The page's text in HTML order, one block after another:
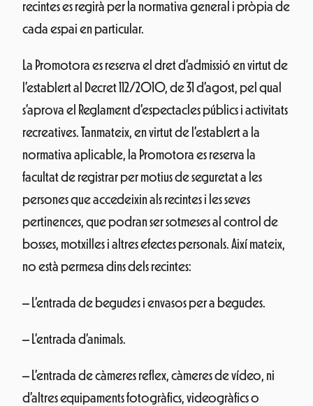
recintes es regirà per la normativa general i pròpia de
cada espai en particular.
La Promotora es reserva el dret d’admissió en virtut de
l’establert al Decret 112/2010, de 31 d’agost, pel qual
s’aprova el Reglament d’espectacles públics i activitats
recreatives. Tanmateix, en virtut de l’establert a la
normativa aplicable, la Promotora es reserva la
facultat de registrar per motius de seguretat a les
persones que accedeixin als recintes i les seves
pertinences, que podran ser sotmeses al control de
bosses, motxilles i altres efectes personals. Així mateix,
no està permesa dins dels recintes:
– L’entrada de begudes i envasos per a begudes.
– L’entrada d’animals.
– L’entrada de càmeres reflex, càmeres de vídeo, ni
d’altres equipaments fotogràfics, videogràfics o